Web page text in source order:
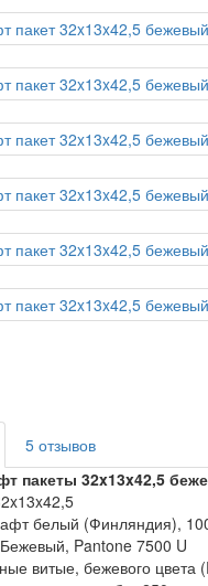
5 отзывов
пакеты 32x13x42,5
белый (Финляндия),
Бежевый, Pantone 7500 U
витые, бежевого цвета